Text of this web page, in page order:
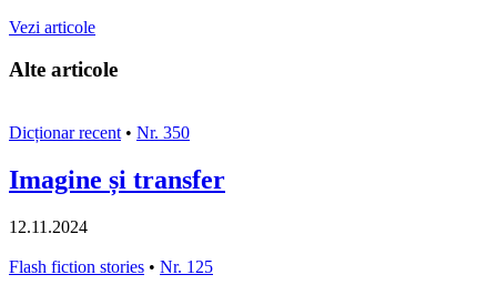
Vezi articole
Alte articole
Dicționar recent • Nr. 350
Imagine și transfer
12.11.2024
Flash fiction stories • Nr. 125